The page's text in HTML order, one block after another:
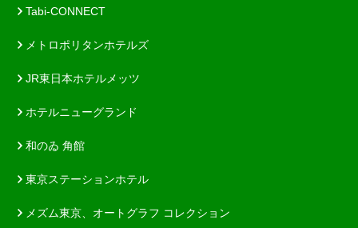
Tabi-CONNECT
メトロポリタンホテルズ
JR東日本ホテルメッツ
ホテルニューグランド
和のゐ 角館
東京ステーションホテル
メズム東京、オートグラフ コレクション